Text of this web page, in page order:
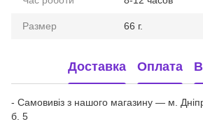
Размер 66 г.
Доставка Оплата
- Самовивіз з нашого магазину — м.
б. 5